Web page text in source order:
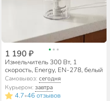
1 190 ₽
Измельчитель 300 Вт, 1
скорость, Energy, EN-278, белый
Самовывоз: сегодня
Курьером: завтра
4.7•46 отзывов